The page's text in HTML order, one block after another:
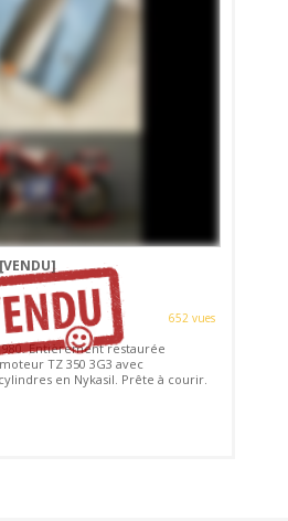
[VENDU]
652 vues
Entièrement restaurée
TZ 350 3G3 avec
en Nykasil. Prête à courir.